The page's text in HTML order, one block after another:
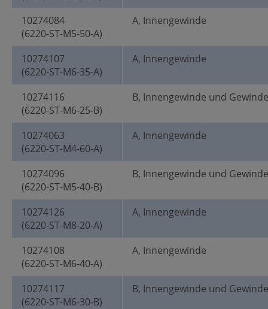
10274084
(6220-ST-M5-50-A)
A, Innengewinde
10274107
(6220-ST-M6-35-A)
A, Innengewinde
10274116
(6220-ST-M6-25-B)
B, Innengewinde und
10274063
(6220-ST-M4-60-A)
A, Innengewinde
10274096
(6220-ST-M5-40-B)
B, Innengewinde und
10274126
(6220-ST-M8-20-A)
A, Innengewinde
10274108
(6220-ST-M6-40-A)
A, Innengewinde
10274117
(6220-ST-M6-30-B)
B, Innengewinde und